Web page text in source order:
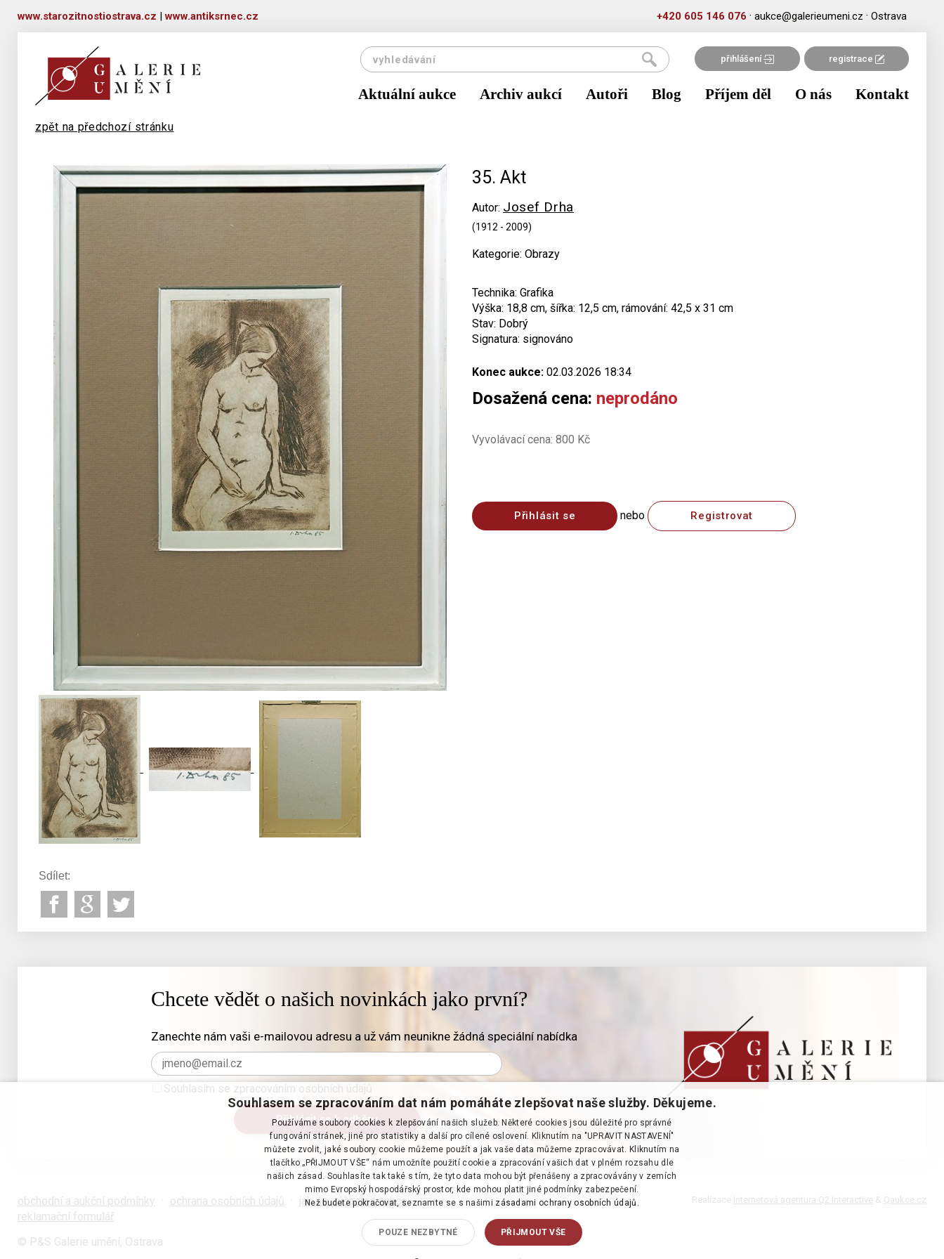
www.starozitnostiostrava.cz |www.antiksrnec.cz +420 605 146 076 · aukce@galerieumeni.cz · Ostrava
přihlášení registrace
Aktuální aukce Archiv aukcí Autoři Blog Příjem děl O nás Kontakt
zpět na předchozí stránku
35. Akt
Autor: Josef Drha
(1912 - 2009)
Kategorie: Obrazy
Technika: Grafika
Výška: 18,8 cm, šířka: 12,5 cm, rámování: 42,5 x 31 cm
Stav: Dobrý
Signatura: signováno
Konec aukce: 02.03.2026 18:34
Dosažená cena: neprodáno
Vyvolávací cena: 800 Kč
Přihlásit se nebo Registrovat
Sdílet:
Chcete vědět o našich novinkách jako první?
Zanechte nám vaši e-mailovou adresu a už vám neunikne žádná speciální nabídka
Souhlasím se zpracováním osobních údajů
obchodní a aukční podmínky · ochrana osobních údajů · jak se zúčastnit aukce ·
reklamační formulář
© P&S Galerie umění, Ostrava
Realizace Internetová agentura Q2 Interactive & Qaukce.cz
Souhlasem se zpracováním dat nám pomáháte zlepšovat naše služby. Děkujeme.
Používáme soubory cookies k zlepšování našich služeb. Některé cookies jsou důležité pro správné
fungování stránek, jiné pro statistiky a další pro cílené oslovení. Kliknutím na "UPRAVIT NASTAVENÍ"
můžete zvolit, jaké soubory cookie můžeme použít a jak vaše data můžeme zpracovávat. Kliknutím na
tlačítko „PŘIJMOUT VŠE“ nám umožníte použití cookie a zpracování vašich dat v plném rozsahu dle
našich zásad. Souhlasíte tak také s tím, že tyto data mohou být přenášeny a zpracovávány v zemích
mimo Evropský hospodářský prostor, kde mohou platit jiné podmínky zabezpečení.
Než budete pokračovat, seznamte se s našimi zásadami ochrany osobních údajů.
PŘIJMOUT VŠE
POUZE NEZBYTNÉ